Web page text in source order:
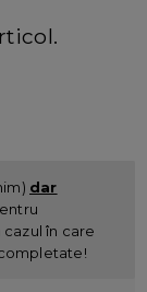
dar
în care